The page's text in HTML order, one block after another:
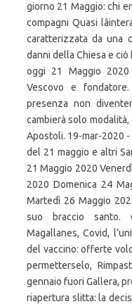
giorno 21 Maggio: chi
compagni Quasi
caratterizzata da una
danni della Chiesa e
oggi 21 Maggio 2020
Vescovo e
presenza non
cambierà solo
Apostoli. 19-mar-2020
del 21 maggio e altri
21 Maggio 2020
2020 Domenica 24
Martedì 26 Maggio
suo braccio santo.
Magallanes, Covid,
del vaccino: offerte
permetterselo,
gennaio fuori Gallera,
riapertura slitta: la